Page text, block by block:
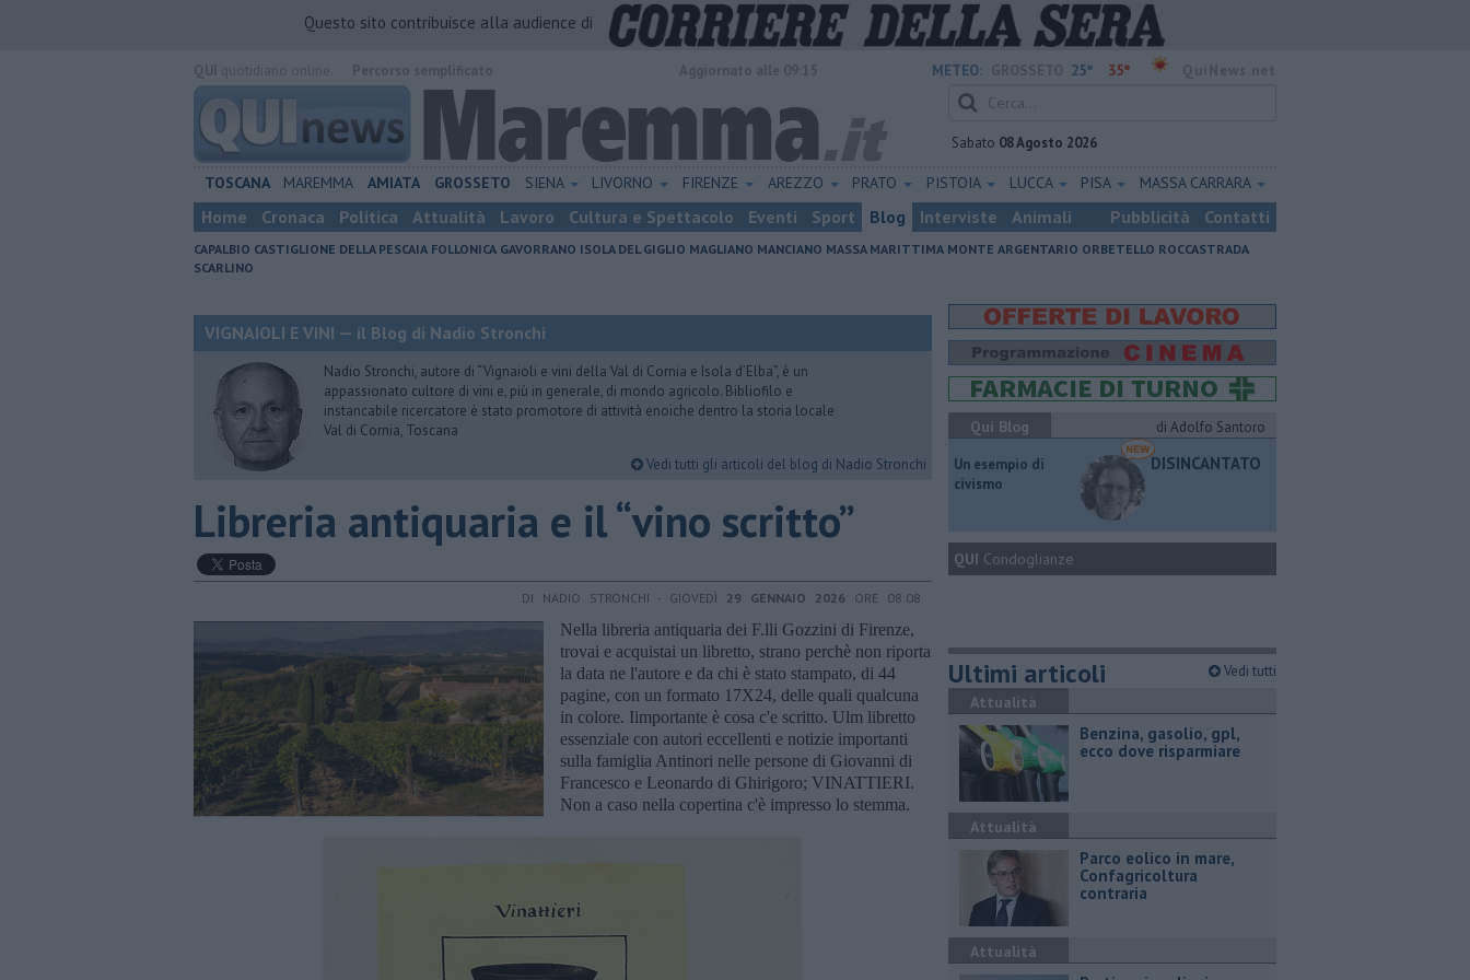
Questo sito contribuisce alla audience di
METEO: 25° 35°
Sabato 08 Agosto 2026
TOSCANA MAREMMA AMIATA GROSSETO SIENA LIVORNO FIRENZE AREZZO PRATO PISTOIA LUCCA PISA MASSA CARRARA
Home Cronaca Politica Attualità Lavoro Cultura e Spettacolo Eventi Sport Blog Interviste Animali Pubblicità Contatti
CAPALBIO CASTIGLIONE DELLA PESCAIA FOLLONICA GAVORRANO ISOLA DEL GIGLIO MAGLIANO MANCIANO MASSA MARITTIMA MONTE ARGENTARIO ORBETELLO ROCCASTRADA
SCARLINO
VIGNAIOLI E VINI — il Blog di Nadio Stronchi
Nadio Stronchi, autore di “Vignaioli e vini della Val di Cornia e Isola d’Elba”, è un
appassionato cultore di vini e, più in generale, di mondo agricolo. Bibliofilo e
instancabile ricercatore è stato promotore di attività enoiche dentro la storia locale
Val di Cornia, Toscana
Vedi tutti gli articoli del blog di Nadio Stronchi
​Libreria antiquaria e il “vino scritto”
DI NADIO STRONCHI - GIOVEDÌ 29 GENNAIO 2026 ORE 08:08
Nella libreria antiquaria dei F.lli Gozzini di Firenze,
trovai e acquistai un libretto, strano perchè non riporta
la data ne l'autore e da chi è stato stampato, di 44
pagine, con un formato 17X24, delle quali qualcuna
in colore. Iimportante è cosa c'e scritto. Ulm libretto
essenziale con autori eccellenti e notizie importanti
sulla famiglia Antinori nelle persone di Giovanni di
Francesco e Leonardo di Ghirigoro; VINATTIERI.
Non a caso nella copertina c'è impresso lo stemma.
Qui Blog
di Adolfo Santoro
​Un esempio di
civismo
DISINCANTATO
QUI Condoglianze
Ultimi articoli Vedi tutti
Attualità
​Benzina, gasolio, gpl,
ecco dove risparmiare
Attualità
Parco eolico in mare,
Confagricoltura
contraria
Attualità